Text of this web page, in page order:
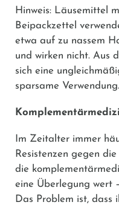
Hinweis: Läusemittel
Beipackzettel
etwa auf zu nassem
und wirken nicht. Aus
sich eine
sparsame Verwendung.
Im Zeitalter immer
Resistenzen gegen
die
eine Überlegung wert
Das Problem ist, dass